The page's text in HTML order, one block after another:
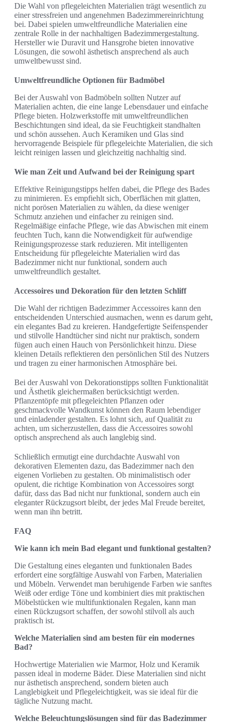
Die Wahl von pflegeleichten Materialien trägt wesentlich zu
einer stressfreien und angenehmen Badezimmereinrichtung
bei. Dabei spielen umweltfreundliche Materialien eine
zentrale Rolle in der nachhaltigen Badezimmergestaltung.
Hersteller wie Duravit und Hansgrohe bieten innovative
Lösungen, die sowohl ästhetisch ansprechend als auch
umweltbewusst sind.
Umweltfreundliche Optionen für Badmöbel
Bei der Auswahl von Badmöbeln sollten Nutzer auf
Materialien achten, die eine lange Lebensdauer und einfache
Pflege bieten. Holzwerkstoffe mit umweltfreundlichen
Beschichtungen sind ideal, da sie Feuchtigkeit standhalten
und schön aussehen. Auch Keramiken und Glas sind
hervorragende Beispiele für pflegeleichte Materialien, die sich
leicht reinigen lassen und gleichzeitig nachhaltig sind.
Wie man Zeit und Aufwand bei der Reinigung spart
Effektive Reinigungstipps helfen dabei, die Pflege des Bades
zu minimieren. Es empfiehlt sich, Oberflächen mit glatten,
nicht porösen Materialien zu wählen, da diese weniger
Schmutz anziehen und einfacher zu reinigen sind.
Regelmäßige einfache Pflege, wie das Abwischen mit einem
feuchten Tuch, kann die Notwendigkeit für aufwendige
Reinigungsprozesse stark reduzieren. Mit intelligenten
Entscheidung für pflegeleichte Materialien wird das
Badezimmer nicht nur funktional, sondern auch
umweltfreundlich gestaltet.
Accessoires und Dekoration für den letzten Schliff
Die Wahl der richtigen Badezimmer Accessoires kann den
entscheidenden Unterschied ausmachen, wenn es darum geht,
ein elegantes Bad zu kreieren. Handgefertigte Seifenspender
und stilvolle Handtücher sind nicht nur praktisch, sondern
fügen auch einen Hauch von Persönlichkeit hinzu. Diese
kleinen Details reflektieren den persönlichen Stil des Nutzers
und tragen zu einer harmonischen Atmosphäre bei.
Bei der Auswahl von Dekorationstipps sollten Funktionalität
und Ästhetik gleichermaßen berücksichtigt werden.
Pflanzentöpfe mit pflegeleichten Pflanzen oder
geschmackvolle Wandkunst können den Raum lebendiger
und einladender gestalten. Es lohnt sich, auf Qualität zu
achten, um sicherzustellen, dass die Accessoires sowohl
optisch ansprechend als auch langlebig sind.
Schließlich ermutigt eine durchdachte Auswahl von
dekorativen Elementen dazu, das Badezimmer nach den
eigenen Vorlieben zu gestalten. Ob minimalistisch oder
opulent, die richtige Kombination von Accessoires sorgt
dafür, dass das Bad nicht nur funktional, sondern auch ein
eleganter Rückzugsort bleibt, der jedes Mal Freude bereitet,
wenn man ihn betritt.
FAQ
Wie kann ich mein Bad elegant und funktional gestalten?
Die Gestaltung eines eleganten und funktionalen Bades
erfordert eine sorgfältige Auswahl von Farben, Materialien
und Möbeln. Verwendet man beruhigende Farben wie sanftes
Weiß oder erdige Töne und kombiniert dies mit praktischen
Möbelstücken wie multifunktionalen Regalen, kann man
einen Rückzugsort schaffen, der sowohl stilvoll als auch
praktisch ist.
Welche Materialien sind am besten für ein modernes
Bad?
Hochwertige Materialien wie Marmor, Holz und Keramik
passen ideal in moderne Bäder. Diese Materialien sind nicht
nur ästhetisch ansprechend, sondern bieten auch
Langlebigkeit und Pflegeleichtigkeit, was sie ideal für die
tägliche Nutzung macht.
Welche Beleuchtungslösungen sind für das Badezimmer